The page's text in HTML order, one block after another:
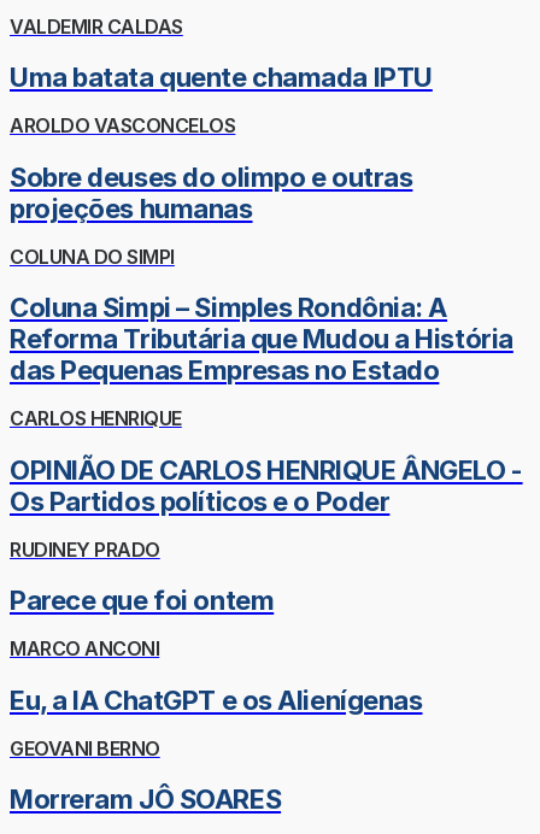
VALDEMIR CALDAS
Uma batata quente chamada IPTU
AROLDO VASCONCELOS
Sobre deuses do olimpo e outras
projeções humanas
COLUNA DO SIMPI
Coluna Simpi – Simples Rondônia: A
Reforma Tributária que Mudou a História
das Pequenas Empresas no Estado
CARLOS HENRIQUE
OPINIÃO DE CARLOS HENRIQUE ÂNGELO -
Os Partidos políticos e o Poder
RUDINEY PRADO
Parece que foi ontem
MARCO ANCONI
Eu, a IA ChatGPT e os Alienígenas
GEOVANI BERNO
Morreram JÔ SOARES